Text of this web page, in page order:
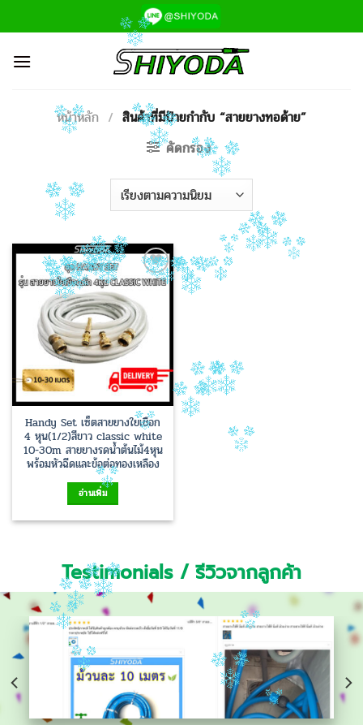
ไป
เนื้อหา
หน้าหลัก / สินค้าที่มีป้ายกำกับ “สายยางทอด้าย”
คัดกรอง
Add to
Handy Set เซ็ตสายยางใยเชือก
4 หุน(1/2)สีขาว classic white
10-30m สายยางรดน้ำต้นไม้4หุน
พร้อมหัวฉีดและข้อต่อทองเหลือง
อ่านเพิ่ม
Testimonials / รีวิวจากลูกค้า